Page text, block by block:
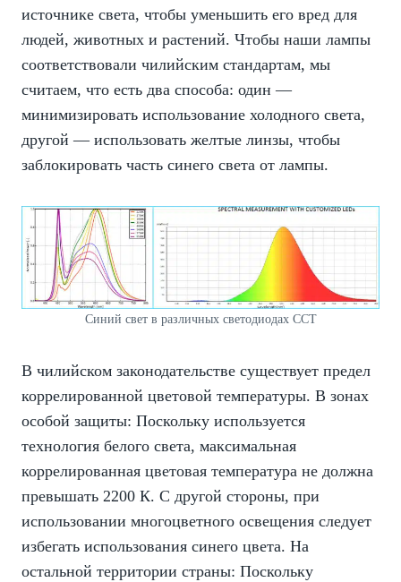
источнике света, чтобы уменьшить его вред для
людей, животных и растений. Чтобы наши лампы
соответствовали чилийским стандартам, мы
считаем, что есть два способа: один —
минимизировать использование холодного света,
другой — использовать желтые линзы, чтобы
заблокировать часть синего света от лампы.
Синий свет в различных светодиодах CCT
В чилийском законодательстве существует предел
коррелированной цветовой температуры. В зонах
особой защиты: Поскольку используется
технология белого света, максимальная
коррелированная цветовая температура не должна
превышать 2200 К. С другой стороны, при
использовании многоцветного освещения следует
избегать использования синего цвета. На
остальной территории страны: Поскольку